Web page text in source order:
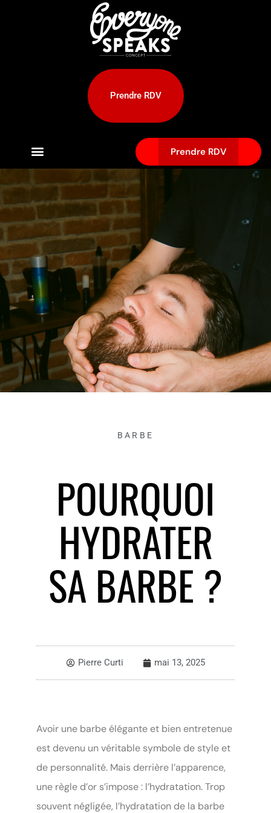
Prendre RDV
Prendre RDV
BARBE
POURQUOI
HYDRATER
SA BARBE ?
Pierre Curti mai 13, 2025
Avoir une barbe élégante et bien entretenue
est devenu un véritable symbole de style et
de personnalité. Mais derrière l’apparence,
une règle d’or s’impose : l’hydratation. Trop
souvent négligée, l’hydratation de la barbe